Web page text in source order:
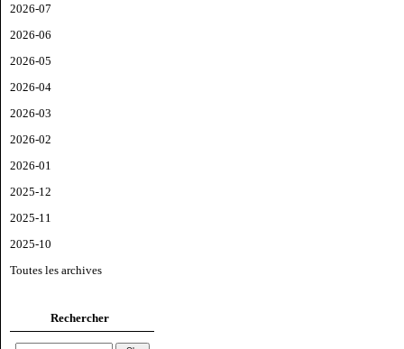
2026-07
2026-06
2026-05
2026-04
2026-03
2026-02
2026-01
2025-12
2025-11
2025-10
Toutes les archives
Rechercher